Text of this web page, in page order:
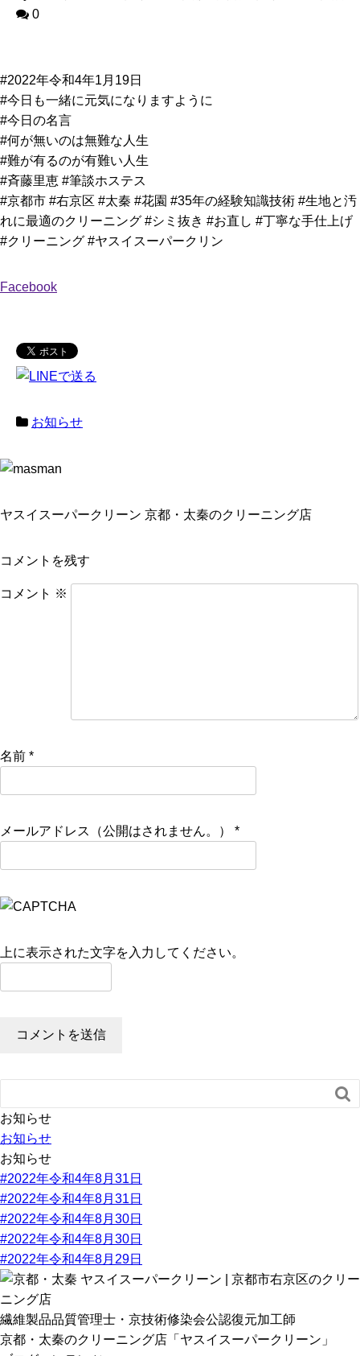
0
#2022年令和4年1月19日
#今日も一緒に元気になりますように
#今日の名言
#何が無いのは無難な人生
#難が有るのが有難い人生
#斉藤里恵 #筆談ホステス
#京都市 #右京区 #太秦 #花園 #35年の経験知識技術 #生地と汚
れに最適のクリーニング #シミ抜き #お直し #丁寧な手仕上げ
#クリーニング #ヤスイスーパークリン
Facebook
お知らせ
ヤスイスーパークリーン 京都・太秦のクリーニング店
コメントを残す
コメント ※
名前 *
メールアドレス（公開はされません。） *
上に表示された文字を入力してください。

お知らせ
お知らせ
お知らせ
#2022年令和4年8月31日
#2022年令和4年8月31日
#2022年令和4年8月30日
#2022年令和4年8月30日
#2022年令和4年8月29日
繊維製品品質管理士・京技術修染会公認復元加工師
京都・太秦のクリーニング店「ヤスイスーパークリーン」